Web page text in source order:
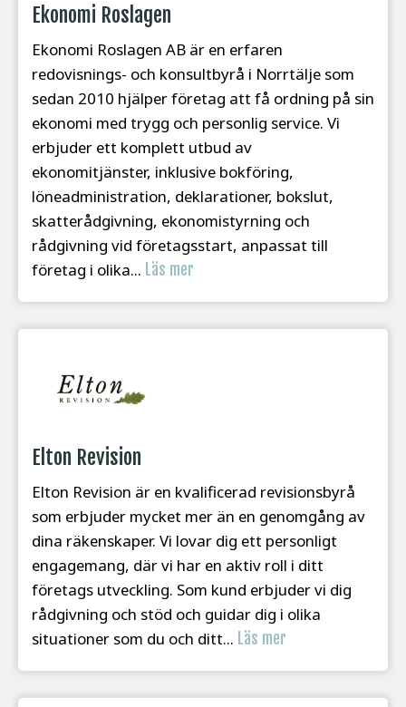
Ekonomi Roslagen
Ekonomi Roslagen AB är en erfaren
redovisnings- och konsultbyrå i Norrtälje som
sedan 2010 hjälper företag att få ordning på sin
ekonomi med trygg och personlig service. Vi
erbjuder ett komplett utbud av
ekonomitjänster, inklusive bokföring,
löneadministration, deklarationer, bokslut,
skatterådgivning, ekonomistyrning och
rådgivning vid företagsstart, anpassat till
företag i olika... Läs mer
Elton Revision
Elton Revision är en kvalificerad revisionsbyrå
som erbjuder mycket mer än en genomgång av
dina räkenskaper. Vi lovar dig ett personligt
engagemang, där vi har en aktiv roll i ditt
företags utveckling. Som kund erbjuder vi dig
rådgivning och stöd och guidar dig i olika
situationer som du och ditt... Läs mer